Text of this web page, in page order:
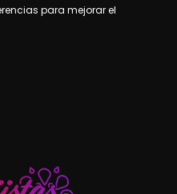
para mejorar el